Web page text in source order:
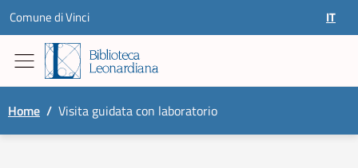
Skip to content
Comune di Vinci IT
Home / Visita guidata con laboratorio